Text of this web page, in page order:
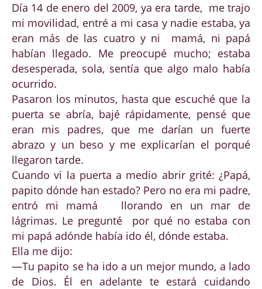
Día 14 de enero del 2009, ya era tarde, me trajo
mi movilidad, entré a mi casa y nadie estaba, ya
eran más de las cuatro y ni mamá, ni papá
habían llegado. Me preocupé mucho; estaba
desesperada, sola, sentía que algo malo había
ocurrido.
Pasaron los minutos, hasta que escuché que la
puerta se abría, bajé rápidamente, pensé que
eran mis padres, que me darían un fuerte
abrazo y un beso y me explicarían el porqué
llegaron tarde.
Cuando vi la puerta a medio abrir grité: ¿Papá,
papito dónde han estado? Pero no era mi padre,
entró mi mamá llorando en un mar de
lágrimas. Le pregunté por qué no estaba con
mi papá adónde había ido él, dónde estaba.
Ella me dijo:
—Tu papito se ha ido a un mejor mundo, a lado
de Dios. Él en adelante te estará cuidando